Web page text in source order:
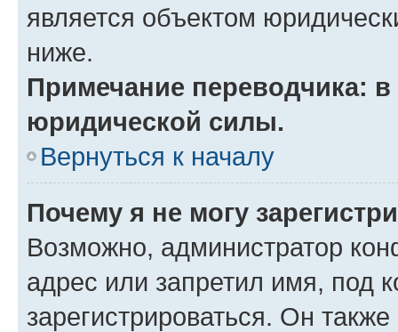
является объектом
ниже.
Примечание переводчика:
юридической силы.
Вернуться к началу
Почему я не могу
Возможно, администратор
адрес или запретил имя, под
зарегистрироваться. Он